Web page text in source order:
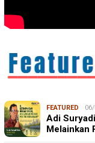
FEATURED
Adi
Melainkan